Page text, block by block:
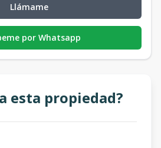
Llámame
por Whatsapp
esta propiedad?